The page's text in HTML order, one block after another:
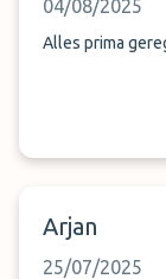
04/08/2025
Alles prima
Arjan
25/07/2025